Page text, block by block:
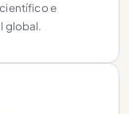
e
global.